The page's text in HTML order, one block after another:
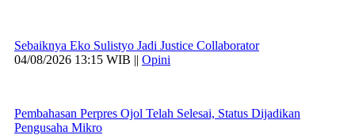
Sebaiknya Eko Sulistyo Jadi Justice Collaborator
04/08/2026 13:15 WIB || Opini
Pembahasan Perpres Ojol Telah Selesai, Status Dijadikan
Pengusaha Mikro